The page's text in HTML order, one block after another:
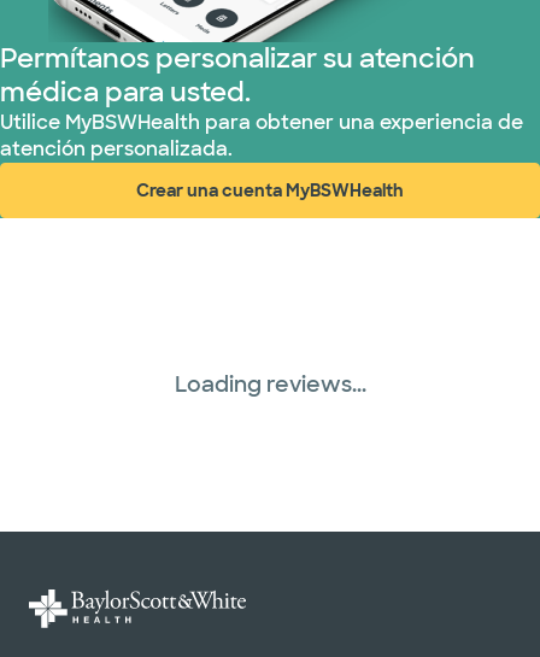
Permítanos personalizar su atención
médica para usted.
Utilice MyBSWHealth para obtener una experiencia de
atención personalizada.
Crear una cuenta MyBSWHealth
(abre en ventana nueva)
Loading reviews...